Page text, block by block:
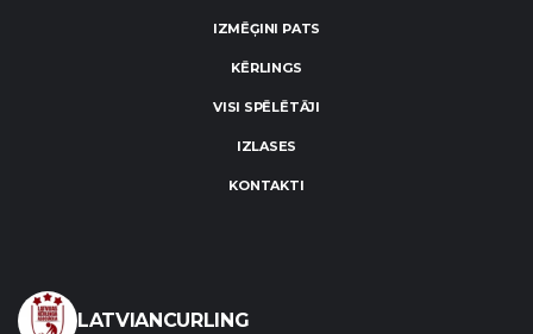
IZMĒĢINI PATS
KĒRLINGS
VISI SPĒLĒTĀJI
IZLASES
KONTAKTI
LATVIANCURLING